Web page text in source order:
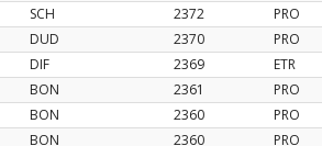
SCH 2372
PRO
DUD 2370
PRO
DIF 2369
ETR
BON 2361
PRO
BON 2360
PRO
BON 2360
PRO